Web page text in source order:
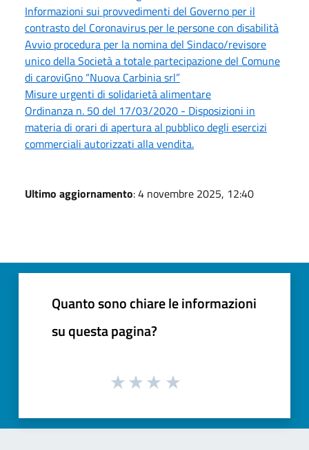
Informazioni sui provvedimenti del Governo per il
contrasto del Coronavirus per le persone con disabilità
Avvio procedura per la nomina del Sindaco/revisore
unico della Società a totale partecipazione del Comune
di caroviGno “Nuova Carbinia srl”
Misure urgenti di solidarietà alimentare
Ordinanza n. 50 del 17/03/2020 - Disposizioni in
materia di orari di apertura al pubblico degli esercizi
commerciali autorizzati alla vendita.
Ultimo aggiornamento: 4 novembre 2025, 12:40
Quanto sono chiare le informazioni
su questa pagina?